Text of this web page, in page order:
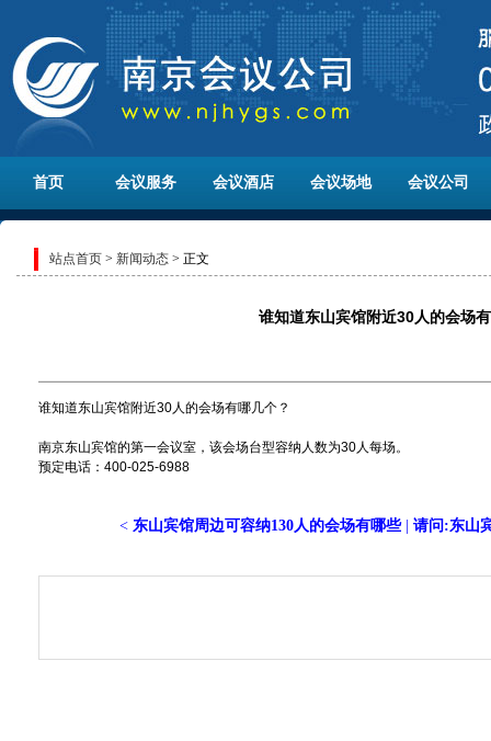
首页 会议服务 会议酒店 会议场地 会议公司
站点首页 > 新闻动态 > 正文
谁知道东山宾馆附近30人的会场
谁知道东山宾馆附近30人的会场有哪几个？
南京东山宾馆的第一会议室，该会场台型容纳人数为30人每场。
预定电话：400-025-6988
< 东山宾馆周边可容纳130人的会场有哪些| 请问:东山